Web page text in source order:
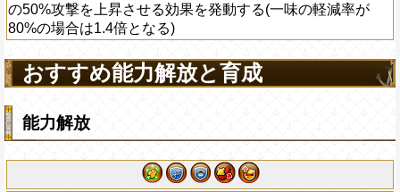
の50%攻撃を上昇させる効果を発動する(一味の軽減率が
80%の場合は1.4倍となる)
おすすめ能力解放と育成
能力解放